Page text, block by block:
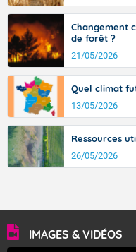
Changement
de forêt ?
21/05/2026
Quel climat
13/05/2026
Ressources
26/05/2026
IMAGES & VIDÉOS